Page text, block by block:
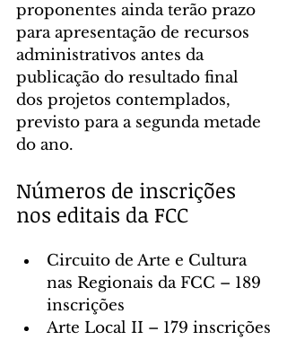
proponentes ainda terão prazo
para apresentação de recursos
administrativos antes da
publicação do resultado final
dos projetos contemplados,
previsto para a segunda metade
do ano.
Números de inscrições
nos editais da FCC
Circuito de Arte e Cultura
nas Regionais da FCC – 189
inscrições
Arte Local II – 179 inscrições